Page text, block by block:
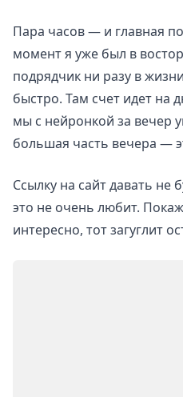
Пара часов — и главная
момент я уже был в
подрядчик ни разу в
быстро. Там счет идет на
мы с нейронкой за вечер
большая часть вечера —
Ссылку на сайт давать не
это не очень любит.
интересно, тот загуглит